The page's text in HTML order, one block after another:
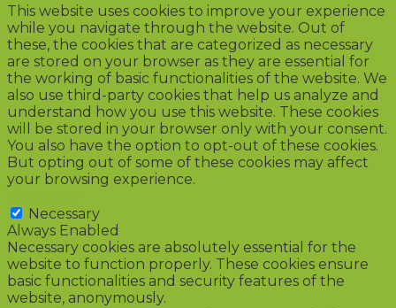
This website uses cookies to improve your experience
while you navigate through the website. Out of
these, the cookies that are categorized as necessary
are stored on your browser as they are essential for
the working of basic functionalities of the website. We
also use third-party cookies that help us analyze and
understand how you use this website. These cookies
will be stored in your browser only with your consent.
You also have the option to opt-out of these cookies.
But opting out of some of these cookies may affect
your browsing experience.
Necessary
Always Enabled
Necessary cookies are absolutely essential for the
website to function properly. These cookies ensure
basic functionalities and security features of the
website, anonymously.